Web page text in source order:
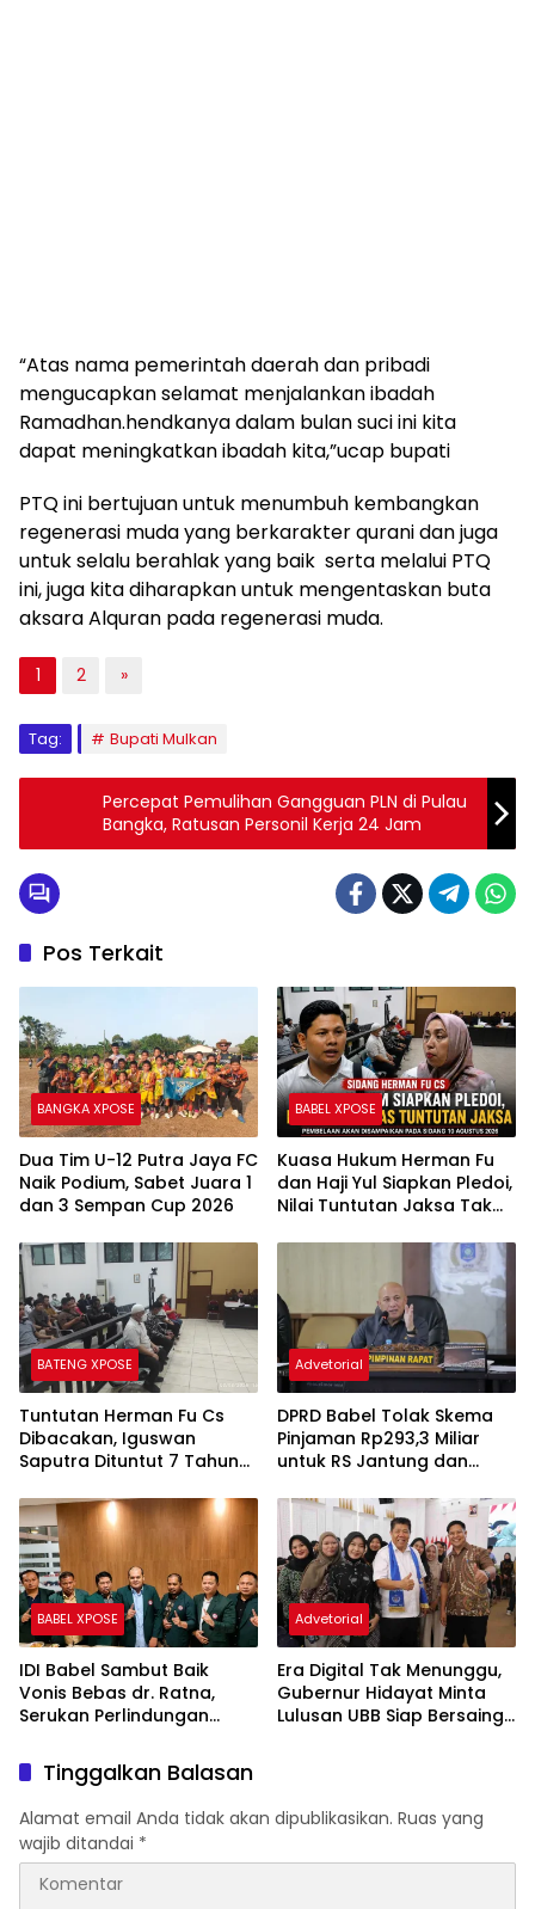
“Atas nama pemerintah daerah dan pribadi
mengucapkan selamat menjalankan ibadah
Ramadhan.hendkanya dalam bulan suci ini kita
dapat meningkatkan ibadah kita,”ucap bupati
PTQ ini bertujuan untuk menumbuh kembangkan
regenerasi muda yang berkarakter qurani dan juga
untuk selalu berahlak yang baik serta melalui PTQ
ini, juga kita diharapkan untuk mengentaskan buta
aksara Alquran pada regenerasi muda.
1 2
Bupati Mulkan
Percepat Pemulihan Gangguan PLN di Pulau
Bangka, Ratusan Personil Kerja 24 Jam
Pos Terkait
BANGKA XPOSE
Dua Tim U-12 Putra Jaya FC
Naik Podium, Sabet Juara 1
dan 3 Sempan Cup 2026
BABEL XPOSE
Kuasa Hukum Herman Fu
dan Haji Yul Siapkan Pledoi,
Nilai Tuntutan Jaksa Tak
Sesuai Fakta Persidangan
BATENG XPOSE
Tuntutan Herman Fu Cs
Dibacakan, Iguswan
Saputra Dituntut 7 Tahun
Penjara dan Uang
Pengganti Rp45 Miliar
Advetorial
DPRD Babel Tolak Skema
Pinjaman Rp293,3 Miliar
untuk RS Jantung dan
Stroke, Dorong Pemprov
Kejar Royalti Timah
BABEL XPOSE
Vonis Bebas dr. Ratna,
Serukan Perlindungan
Hukum bagi Dokter dan
Tenaga Kesehatan
Advetorial
dan Berwirausaha
Tinggalkan Balasan
Alamat email Anda tidak akan dipublikasikan.